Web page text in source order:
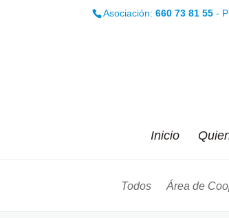
Asociación:660 73 81 55 -
Inicio
Todos Área de